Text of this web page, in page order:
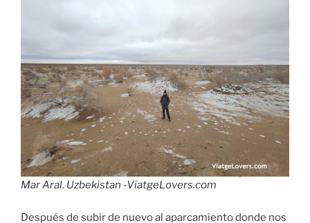
Mar Aral. Uzbekistan -ViatgeLovers.com
Después de subir de nuevo al aparcamiento donde nos